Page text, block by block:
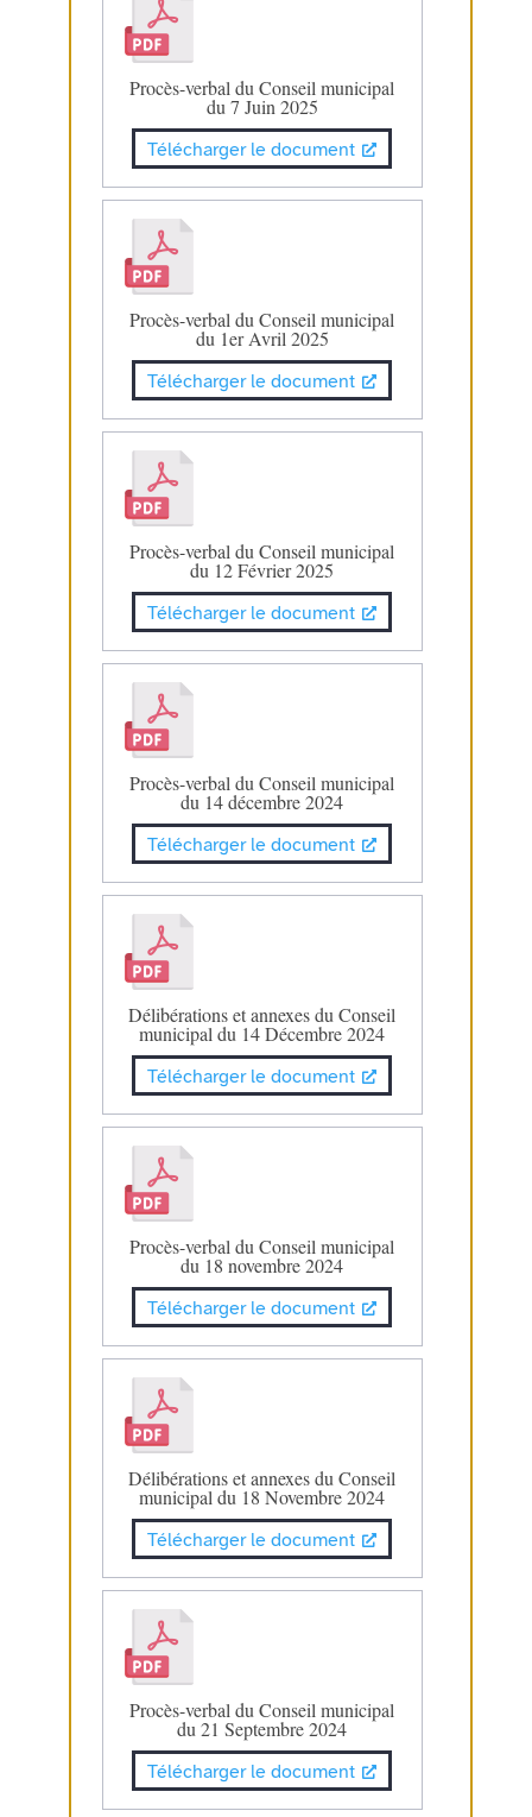
Procès-verbal du Conseil municipal
du 7 Juin 2025
Télécharger le document
Procès-verbal du Conseil municipal
du 1er Avril 2025
Télécharger le document
Procès-verbal du Conseil municipal
du 12 Février 2025
Télécharger le document
Procès-verbal du Conseil municipal
du 14 décembre 2024
Télécharger le document
Délibérations et annexes du Conseil
municipal du 14 Décembre 2024
Télécharger le document
Procès-verbal du Conseil municipal
du 18 novembre 2024
Télécharger le document
Délibérations et annexes du Conseil
municipal du 18 Novembre 2024
Télécharger le document
Procès-verbal du Conseil municipal
du 21 Septembre 2024
Télécharger le document